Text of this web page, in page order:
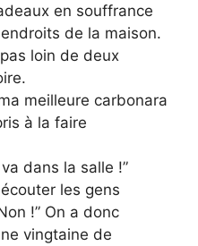
en souffrance
de la maison.
loin de deux
meilleure carbonara
à la faire
dans la salle !”
les gens
!” On a donc
vingtaine de